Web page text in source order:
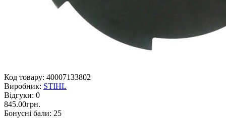
Код товару: 40007133802
Виробник: STIHL
Відгуки: 0
845.00грн.
Бонусні бали: 25